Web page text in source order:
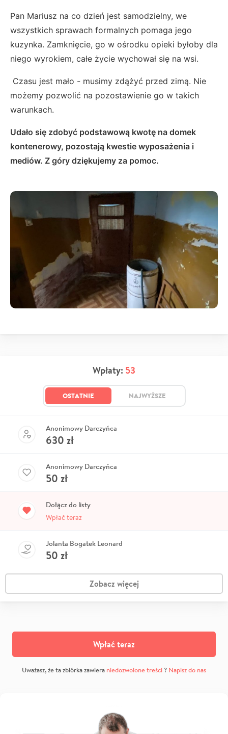
Pan Mariusz na co dzień jest samodzielny, we
wszystkich sprawach formalnych pomaga jego
kuzynka. Zamknięcie, go w ośrodku opieki byłoby dla
niego wyrokiem, całe życie wychował się na wsi.
Czasu jest mało - musimy zdążyć przed zimą. Nie
możemy pozwolić na pozostawienie go w takich
warunkach.
Udało się zdobyć podstawową kwotę na domek
kontenerowy, pozostają kwestie wyposażenia i
mediów. Z góry dziękujemy za pomoc.
Wpłaty: 53
OSTATNIE NAJWYŻSZE
Anonimowy Darczyńca
630 zł
Anonimowy Darczyńca
50 zł
Dołącz do listy
Wpłać teraz
Jolanta Bogatek Leonard
50 zł
Zobacz więcej
Wpłać teraz
Uważasz, że ta zbiórka zawiera niedozwolone treści? Napisz do nas